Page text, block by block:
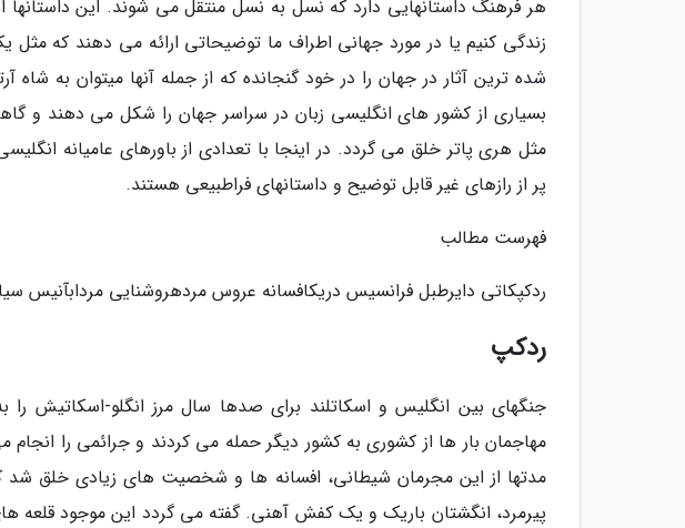
هر فرهنگ داستانهایی دارد که نسل به نسل منتقل می شوند. این
زندگی کنیم یا در مورد جهانی اطراف ما توضیحاتی ارائه می دهند که
شده ترین آثار در جهان را در خود گنجانده که از جمله آنها میتوان به شاه
بسیاری از کشور های انگلیسی زبان در سراسر جهان را شکل می دهند و گاهی
مثل هری پاتر خلق می گردد. در اینجا با تعدادی از باورهای عامیانه
پر از رازهای غیر قابل توضیح و داستانهای فراطبیعی هستند.
فهرست مطالب
ردکپکاتی دایرطبل فرانسیس دریکافسانه عروس مردهروشنایی مردابآنیس
ردکپ
جنگهای بین انگلیس و اسکاتلند برای صدها سال مرز انگلو-اسکاتیش
مهاجمان بار ها از کشوری به کشور دیگر حمله می کردند و جرائمی را انجام
مدتها از این مجرمان شیطانی، افسانه ها و شخصیت های زیادی خلق شد
پیرمرد، انگشتان باریک و یک کفش آهنی. گفته می گردد این موجود